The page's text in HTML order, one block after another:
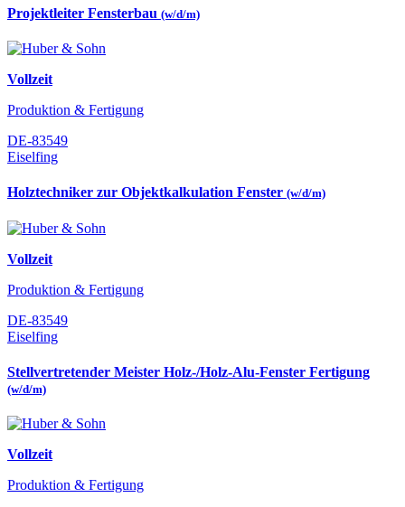
Projektleiter Fensterbau (w/d/m)
Vollzeit
Produktion & Fertigung
DE-83549
Eiselfing
Holztechniker zur Objektkalkulation Fenster (w/d/m)
Vollzeit
Produktion & Fertigung
DE-83549
Eiselfing
Stellvertretender Meister Holz-/Holz-Alu-Fenster Fertigung
(w/d/m)
Vollzeit
Produktion & Fertigung